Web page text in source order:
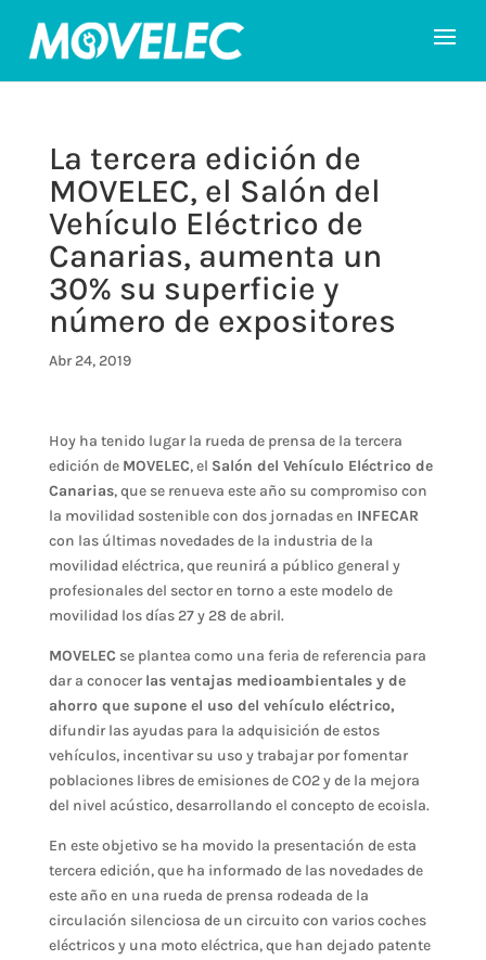
La tercera edición de
MOVELEC, el Salón del
Vehículo Eléctrico de
Canarias, aumenta un
30% su superficie y
número de expositores
Abr 24, 2019
Hoy ha tenido lugar la rueda de prensa de la tercera
edición de MOVELEC, el Salón del Vehículo Eléctrico de
Canarias, que se renueva este año su compromiso con
la movilidad sostenible con dos jornadas en INFECAR
con las últimas novedades de la industria de la
movilidad eléctrica, que reunirá a público general y
profesionales del sector en torno a este modelo de
movilidad los días 27 y 28 de abril.
MOVELECse plantea como una feria de referencia para
dar a conocer las ventajas medioambientales y de
ahorro que supone el uso del vehículo eléctrico,
difundir las ayudas para la adquisición de estos
vehículos, incentivar su uso y trabajar por fomentar
poblaciones libres de emisiones de CO2 y de la mejora
del nivel acústico, desarrollando el concepto de ecoisla.
En este objetivo se ha movido la presentación de esta
tercera edición, que ha informado de las novedades de
este año en una rueda de prensa rodeada de la
circulación silenciosa de un circuito con varios coches
eléctricos y una moto eléctrica, que han dejado patente